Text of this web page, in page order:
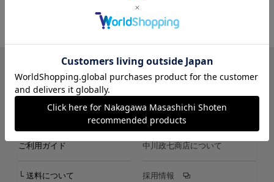
LINE Instagram X Facebook メールマガジン
ご利用ガイド
└ 送料について
中川政七商店について
採用情報